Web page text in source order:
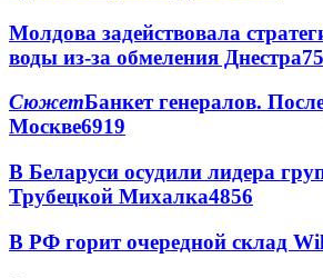
Молдова задействовала
воды из-за обмеления Днестра
СюжетБанкет генералов.
Москве6919
В Беларуси осудили лидера
Трубецкой Михалка4856
В РФ горит очередной склад